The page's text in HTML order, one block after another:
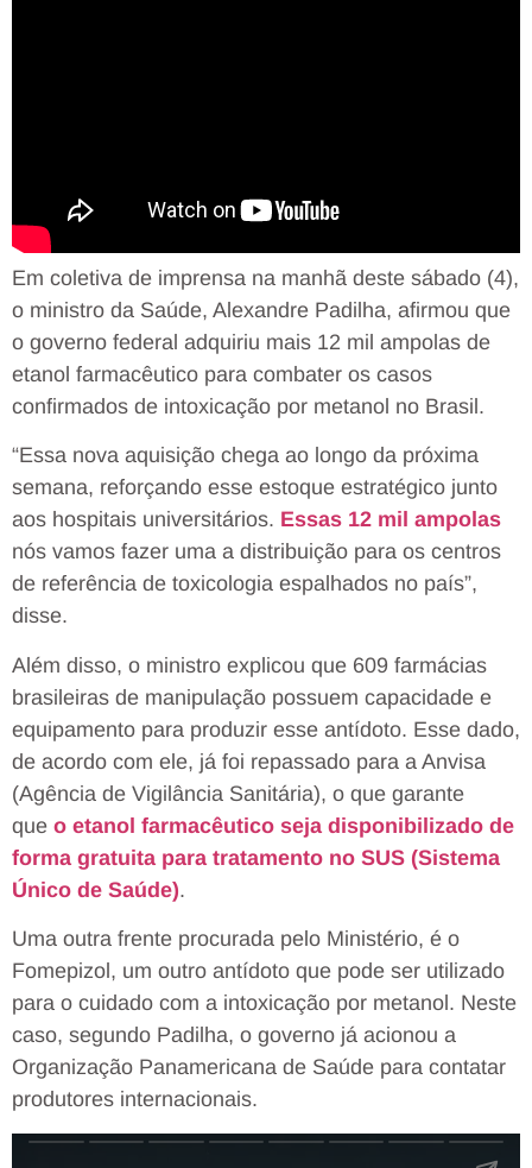
Em coletiva de imprensa na manhã deste sábado (4),
o ministro da Saúde, Alexandre Padilha, afirmou que
o governo federal adquiriu mais 12 mil ampolas de
etanol farmacêutico para combater os casos
confirmados de intoxicação por metanol no Brasil.
“Essa nova aquisição chega ao longo da próxima
semana, reforçando esse estoque estratégico junto
aos hospitais universitários. Essas 12 mil ampolas
nós vamos fazer uma a distribuição para os centros
de referência de toxicologia espalhados no país”,
disse.
Além disso, o ministro explicou que 609 farmácias
brasileiras de manipulação possuem capacidade e
equipamento para produzir esse antídoto. Esse dado,
de acordo com ele, já foi repassado para a Anvisa
(Agência de Vigilância Sanitária), o que garante
que o etanol farmacêutico seja disponibilizado de
forma gratuita para tratamento no SUS (Sistema
Único de Saúde).
Uma outra frente procurada pelo Ministério, é o
Fomepizol, um outro antídoto que pode ser utilizado
para o cuidado com a intoxicação por metanol. Neste
caso, segundo Padilha, o governo já acionou a
Organização Panamericana de Saúde para contatar
produtores internacionais.